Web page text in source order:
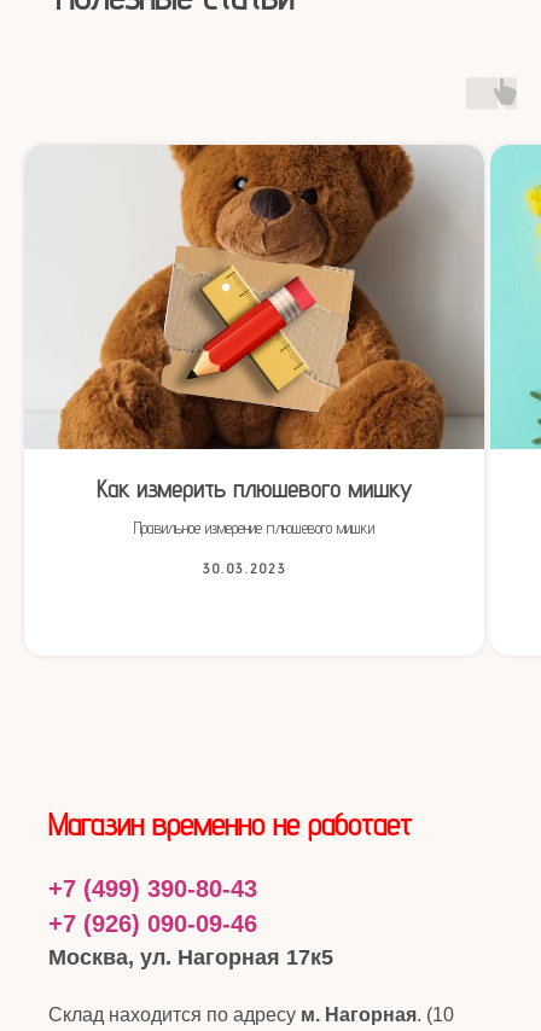
Как измерить плюшевого мишку
Правильное измерение плюшевого мишки
30.03.2023
Магазин временно не работает
+7 (499) 390-80-43
+7 (926) 090-09-46
Москва, ул. Нагорная 17к5
Склад находится по адресу м. Нагорная. (10